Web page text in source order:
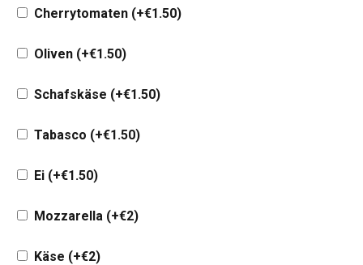
Cherrytomaten (+€1.50)
Oliven (+€1.50)
Schafskäse (+€1.50)
Tabasco (+€1.50)
Ei (+€1.50)
Mozzarella (+€2)
Käse (+€2)